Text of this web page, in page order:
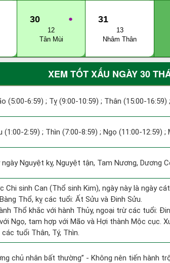
●
30
12
Tân Mùi
31
13
Nhâm Thân
XEM TỐT XẤU NGÀY 30
(5:00-6:59) ; Tỵ (9:00-10:59) ; Thân (15:00-
(1:00-2:59) ; Thìn (7:00-8:59) ; Ngọ (11:00-12:59) ;
Nguyệt kỵ, Nguyệt tận, Tam Nương, Dương
Chi sinh Can (Thổ sinh Kim), ngày này là ngày
Thổ, kỵ các tuổi: Ất Sửu và Đinh Sửu.
Thổ khắc với hành Thủy, ngoại trừ các tuổi:
Ngọ, tam hợp với Mão và Hợi thành Mộc cục.
tuổi Thân, Tý, Thìn.
chủ nhân bất thường” - Không nên tiến hành